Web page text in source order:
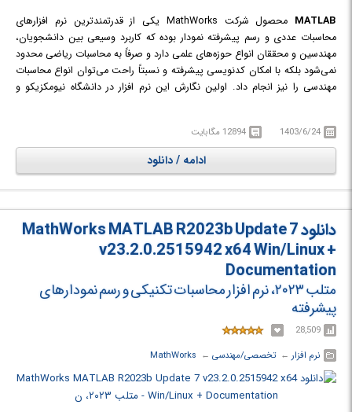
MATLAB
محصول شرکت MathWorks یکی از قدرتمندترین نرم افزارهای
محاسبات عددی و رسم پیشرفته نمودار بوده که کاربرد وسیعی بین دانشجویان،
مهندسین و محققان انواع حوزه‌های علمی دارد و صرفاً به محاسبات ریاضی محدود
نمی‌شود بلکه با امکان کدنویسی پیشرفته و نسبتاً راحت می‌توان انواع محاسبات
مهندسی را نیز انجام داد. اولین نگارش این نرم افزار در دانشگاه نیومکزیکو و
زمینه‌های متنوع مهندسی نظیر ریاضیات پیشرفته، جبر خطی، مخابرات و مهندسی
سیستم از آن استفاده می‌کنند. ریاضیات، زبان مشترک بسیاری از علوم مهندسی
است؛ ماتریس ها، معادلات دیفرانسیل، رشته‌های عددی اطلاعات، ترسیمات و
گراف‌ها از ابزار اصلی بکار گرفته در ریاضیات و نیز در این نرم افزار هستند.
1403/6/24 12894 مگابایت
ادامه / دانلود
دانلود MathWorks MATLAB R2023b Update 7
v23.2.0.2515942 x64 Win/Linux +
Documentation
متلب ۲۰۲۳، نرم افزار محاسبات تکنیکی و رسم نمودارهای
پیشرفته
28,509
نرم افزار ← ‏تخصصی/مهندسی ← ‏
MathWorks